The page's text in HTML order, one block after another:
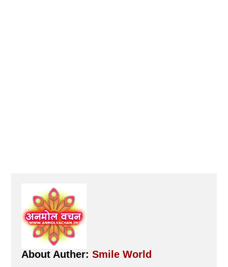
About Auther:Smile World